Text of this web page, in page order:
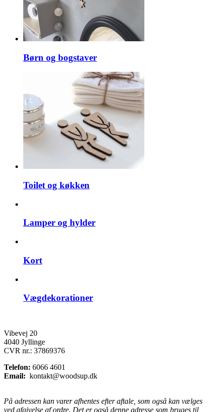
Børn og bogstaver
Toilet og køkken
Lamper og hylder
Kort
Vægdekorationer
Vibevej 20
4040 Jyllinge
CVR nr.: 37869376
Telefon: 6066 4601
Email: kontakt@woodsup.dk
På adressen kan varer afhentes efter aftale, som også kan vælges
ved afgivelse af ordre. Det er også denne adresse som bruges til